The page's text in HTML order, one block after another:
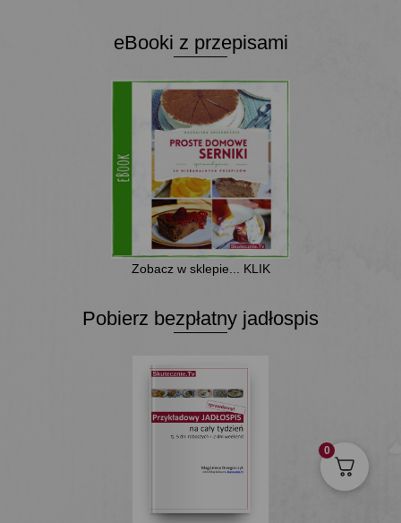
eBooki z przepisami
Zobacz w sklepie... KLIK
Pobierz bezpłatny jadłospis
0